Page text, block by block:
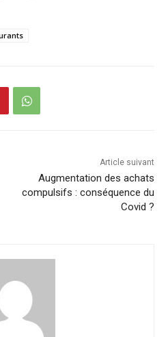
Article suivant
Augmentation des achats
compulsifs : conséquence du
Covid ?